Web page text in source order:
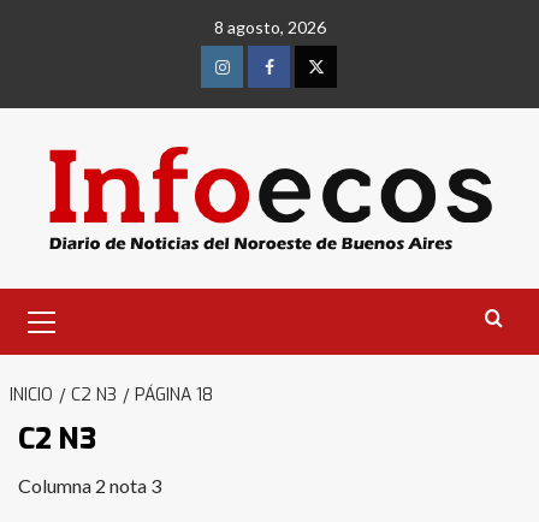
8 agosto, 2026
InstagramFacebookTwitter
primario
INICIO C2 N3 PÁGINA 18
C2 N3
Columna 2 nota 3